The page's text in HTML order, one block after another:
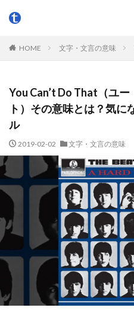
HOME 文字・文言の意味
You Can’t Do That（ユ
ト）その意味とは？気に
ル
2019-02-02 文字・文言の意味